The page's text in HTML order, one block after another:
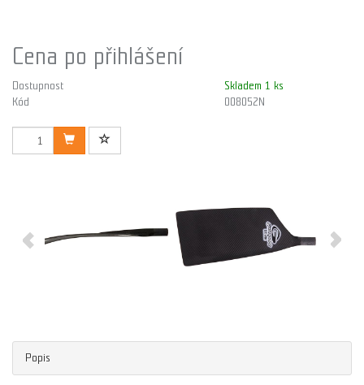
Cena po přihlášení
Dostupnost
Skladem 1 ks
Kód
008052N
Popis